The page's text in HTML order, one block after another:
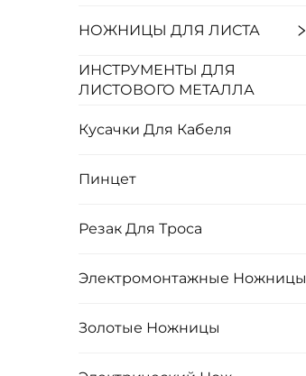
НОЖНИЦЫ ДЛЯ ЛИСТА
ИНСТРУМЕНТЫ ДЛЯ
ЛИСТОВОГО МЕТАЛЛА
Кусачки Для Кабеля
Пинцет
Резак Для Троса
Электромонтажные Ножницы
Золотые Ножницы